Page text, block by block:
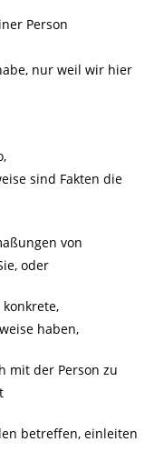
Person
nur weil wir hier
sind Fakten die
von
oder
haben,
mit der Person zu
betreffen, einleiten